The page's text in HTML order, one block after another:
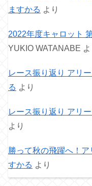
ますかる より
2022年度キャロット
YUKIO WATANABE よ
レース振り返り アリ
る より
レース振り返り アリ
より
勝って秋の飛躍へ！
すかる より